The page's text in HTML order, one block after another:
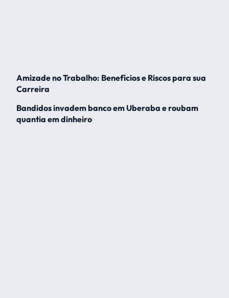
Amizade no Trabalho: Benefícios e Riscos para sua
Carreira
Bandidos invadem banco em Uberaba e roubam
quantia em dinheiro